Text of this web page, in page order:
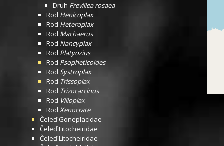
Druh Frevillea rosaea
Rod Henicoplax
Rod Heteroplax
Rod Machaerus
Rod Nancyplax
Rod Platyozius
Rod Psopheticoides
Rod Systroplax
Rod Trissoplax
Rod Trizocarcinus
Rod Villoplax
Rod Xenocrate
ČeleďGoneplacidae
ČeleďLitocheiridae
ČeleďLitocheiridae